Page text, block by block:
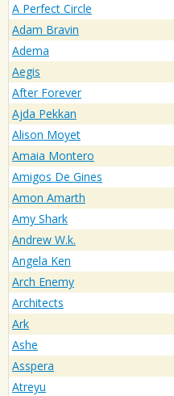
A Perfect Circle
Adam Bravin
Adema
Aegis
After Forever
Ajda Pekkan
Alison Moyet
Amaia Montero
Amigos De Gines
Amon Amarth
Amy Shark
Andrew W.k.
Angela Ken
Arch Enemy
Architects
Ark
Ashe
Asspera
Atreyu